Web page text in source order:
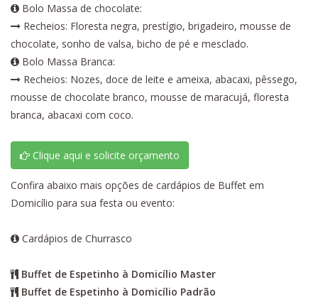
Bolo Massa de chocolate:
Recheios: Floresta negra, prestígio, brigadeiro, mousse de
chocolate, sonho de valsa, bicho de pé e mesclado.
Bolo Massa Branca:
Recheios: Nozes, doce de leite e ameixa, abacaxi, pêssego,
mousse de chocolate branco, mousse de maracujá, floresta
branca, abacaxi com coco.
Clique aqui e solicite orçamento
Confira abaixo mais opções de cardápios de Buffet em
Domicílio para sua festa ou evento:
Cardápios de Churrasco
Buffet de Espetinho à Domicílio Master
Buffet de Espetinho à Domicílio Padrão